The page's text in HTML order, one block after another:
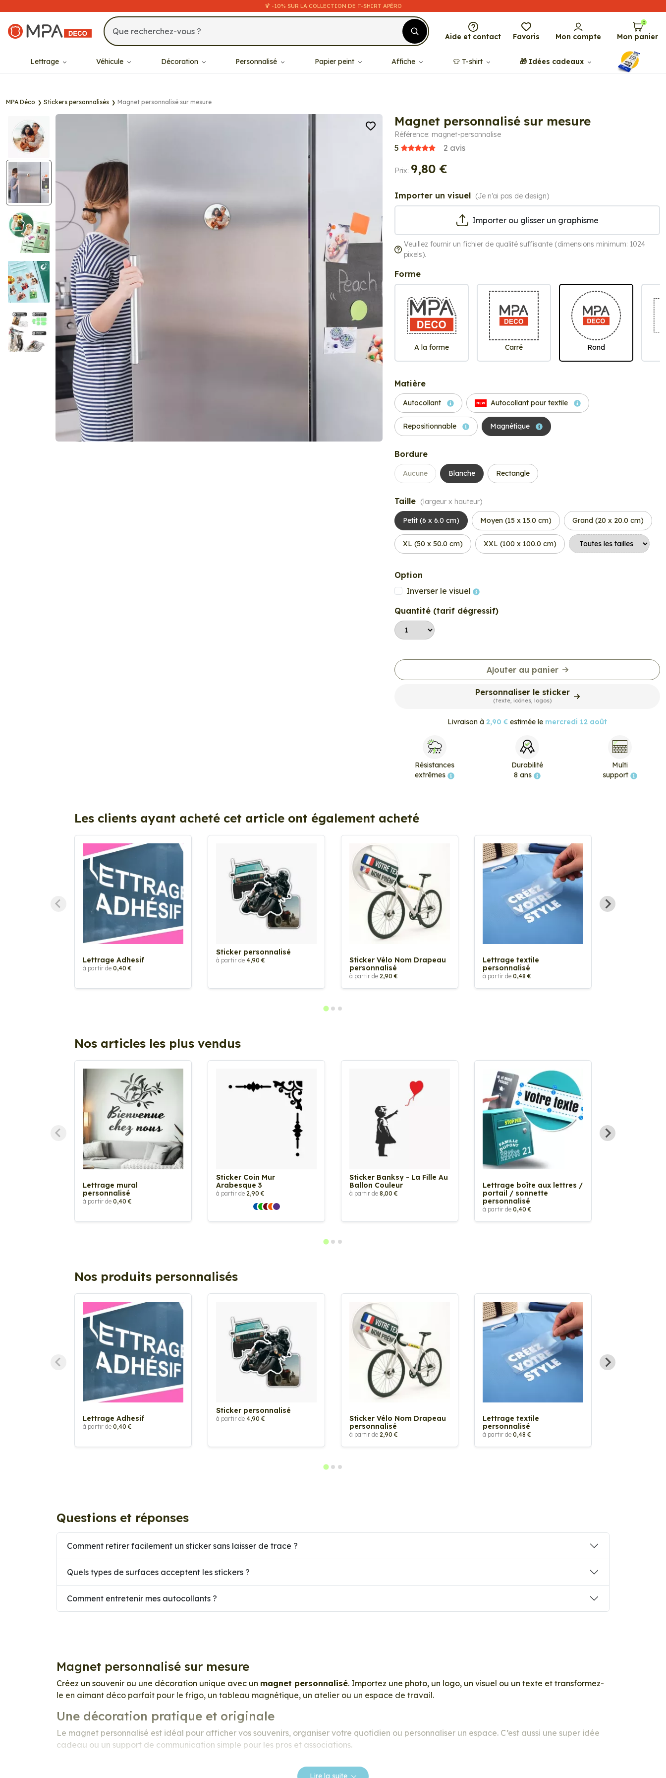
🍹 -10% SUR LA COLLECTION DE T-SHIRT APÉRO
MPA Déco
Aide et contact Favoris Mon compte
0
Mon panier
Lettrage Véhicule Décoration Personnalisé Papier peint Affiche 👕​​ T-shirt 🎁​ Idées cadeaux
MPA Déco Stickers personnalisés Magnet personnalisé sur mesure
Magnet personnalisé sur mesure
Référence: magnet-personnalise
5 2 avis
Prix: 9,80 €
Importer un visuel (Je n’ai pas de design)
Importer ou glisser un graphisme
Veuillez fournir un fichier de qualité suffisante (dimensions minimum: 1024
pixels).
Forme
A la forme Carré Rond
Matière
Autocollant NEW Autocollant pour textile
Repositionnable Magnétique
Bordure
Aucune Blanche Rectangle
Taille (largeur x hauteur)
Petit (6 x 6.0 cm) Moyen (15 x 15.0 cm) Grand (20 x 20.0 cm)
XL (50 x 50.0 cm) XXL (100 x 100.0 cm)
Option
Inverser le visuel
Quantité (tarif dégressif)
Ajouter au panier
Personnaliser le sticker
(texte, icônes, logos)
Livraison à 2,90 € estimée le mercredi 12 août
Résistances
extrêmes
Durabilité
8 ans
Multi
support
Les clients ayant acheté cet article ont également acheté
Lettrage Adhesif
à partir de 0,40 €
Sticker personnalisé
à partir de 4,90 €
Sticker Vélo Nom Drapeau
personnalisé
à partir de 2,90 €
Lettrage textile
personnalisé
à partir de 0,48 €
Nos articles les plus vendus
Lettrage mural
personnalisé
à partir de 0,40 €
Sticker Coin Mur
Arabesque 3
à partir de 2,90 €
Sticker Banksy - La Fille Au
Ballon Couleur
à partir de 8,00 €
Lettrage boîte aux lettres /
portail / sonnette
personnalisé
à partir de 0,40 €
Nos produits personnalisés
Lettrage Adhesif
à partir de 0,40 €
Sticker personnalisé
à partir de 4,90 €
Sticker Vélo Nom Drapeau
personnalisé
à partir de 2,90 €
Lettrage textile
personnalisé
à partir de 0,48 €
Questions et réponses
Comment retirer facilement un sticker sans laisser de trace ?
Quels types de surfaces acceptent les stickers ?
Comment entretenir mes autocollants ?
Magnet personnalisé sur mesure
Créez un souvenir ou une décoration unique avec un magnet personnalisé. Importez une photo, un logo, un visuel ou un texte et transformez-
le en aimant déco parfait pour le frigo, un tableau magnétique, un atelier ou un espace de travail.
Une décoration pratique et originale
Le magnet personnalisé est idéal pour afficher vos souvenirs, organiser votre quotidien ou personnaliser un espace. C’est aussi une super idée
cadeau ou un support de communication simple pour les pros et associations.
: frigo, casier, armoire métallique
Lire la suite